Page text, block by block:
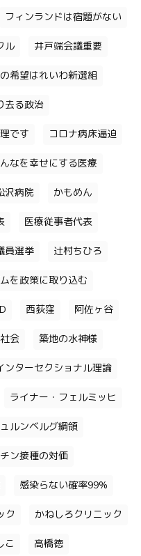
フィンランドは宿題がない
ル 井戸端会議重要
希望はれいわ新選組
去る政治
です コロナ病床逼迫
なを幸せにする医療
沢病院 かもめん
医療従事者代表
員選挙 辻村ちひろ
を政策に取り込む
西荻窪 阿佐ヶ谷
会 築地の水神様
ンターセクショナル理論
ライナー・フェルミッヒ
ルンベルグ綱領
ン接種の対価
感染らない確率99%
ク かねしろクリニック
こ 高橋徳